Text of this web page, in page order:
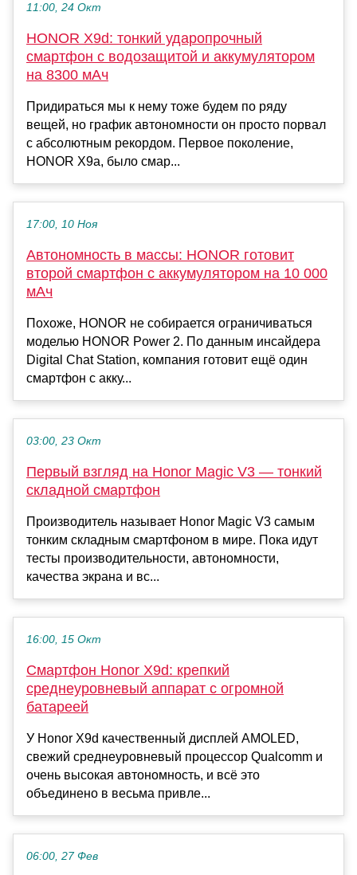
11:00, 24 Окт
HONOR X9d: тонкий ударопрочный
смартфон с водозащитой и аккумулятором
на 8300 мАч
Придираться мы к нему тоже будем по ряду
вещей, но график автономности он просто порвал
с абсолютным рекордом. Первое поколение,
HONOR X9a, было смар...
17:00, 10 Ноя
Автономность в массы: HONOR готовит
второй смартфон с аккумулятором на 10 000
мАч
Похоже, HONOR не собирается ограничиваться
моделью HONOR Power 2. По данным инсайдера
Digital Chat Station, компания готовит ещё один
смартфон с акку...
03:00, 23 Окт
Первый взгляд на Honor Magic V3 — тонкий
складной смартфон
Производитель называет Honor Magic V3 самым
тонким складным смартфоном в мире. Пока идут
тесты производительности, автономности,
качества экрана и вс...
16:00, 15 Окт
Смартфон Honor X9d: крепкий
среднеуровневый аппарат с огромной
батареей
У Honor X9d качественный дисплей AMOLED,
свежий среднеуровневый процессор Qualcomm и
очень высокая автономность, и всё это
объединено в весьма привле...
06:00, 27 Фев